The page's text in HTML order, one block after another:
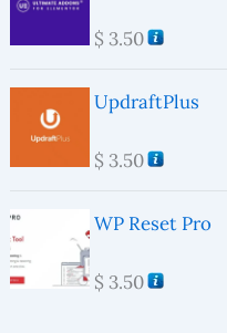
$3.50
UpdraftPlus
$3.50
WP Reset Pro
$3.50